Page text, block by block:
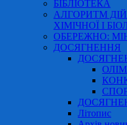
БІБЛІОТЕКА
АЛГОРИТМ ДІЙ
ХІМІЧНОЇ І
ОБЕРЕЖНО:
ДОСЯГНЕННЯ
Літопис